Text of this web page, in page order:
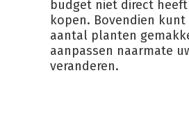
budget niet direct
kopen. Bovendien
aantal planten
aanpassen naarmate
veranderen.